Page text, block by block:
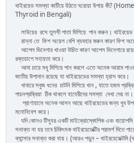
থাইরয়েড সমস্যা কাটিয়ে উঠতে ঘরোয়া উপায় কী?
Thyroid in Bengali)
লাউয়ের রসে তুলসী পাতা মিশিয়ে পান করুন। থাইরয়েড
রান্না তে ফিশ অয়েল বেশি ব্যবহার করুন কারণ ফিশ
আপেল ভিনেগার খাওয়া উচিত কারণ আপেল ভিনেগারে
রক্তচাপে সহায়তা করে।
আদা চায়ে মধু মিশিয়ে পান করলে এতে অনেক আরাম
জাতীয় উপাদান রয়েছে যা থাইরয়েডের সমস্যা হ্রাস করে।
খাবারে সবুজ ধনের চাটনি মিশিয়ে খান , যাতে হজম
পাচনপ্রক্রিয়া ঠিক থাকলে হাযেরীদের সমস্যা দেখা দেয় না।
প্রাণায়ামে অনেক আসন আছে থাইরয়েডের জন্য খুব
মনোনিবেশ করে।
যদি কোনও টিস্যুর একটি মাইক্রোস্কোপিক এবং
সনাক্ত না হয় তবে চিকিৎসক থাইরয়েডেক্টির পরামর্শ দিতে
ক্যান্সার সনাক্ত করা যায়। (আরও পড়ুন – থাইরয়েডেক্টমি